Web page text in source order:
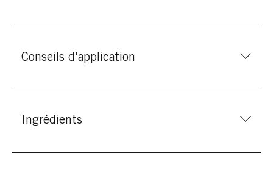
Conseils d'application
Ingrédients